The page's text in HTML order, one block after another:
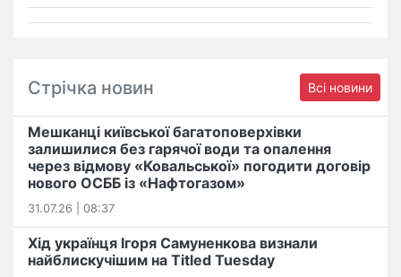
Стрічка новин Всі новини
Мешканці київської багатоповерхівки
залишилися без гарячої води та опалення
через відмову «Ковальської» погодити договір
нового ОСББ із «Нафтогазом»
31.07.26 | 08:37
Хід українця Ігоря Самуненкова визнали
найблискучішим на Titled Tuesday